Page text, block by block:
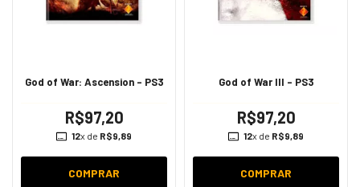
God of War: Ascension - PS3
R$97,20
12x de R$9,89
COMPRAR
God of War III - PS3
R$97,20
12x de R$9,89
COMPRAR